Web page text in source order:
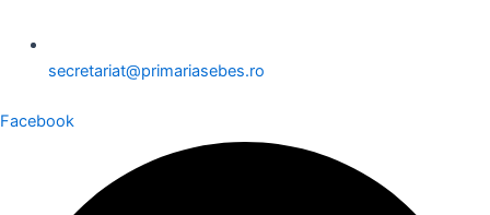
secretariat@primariasebes.ro
Facebook